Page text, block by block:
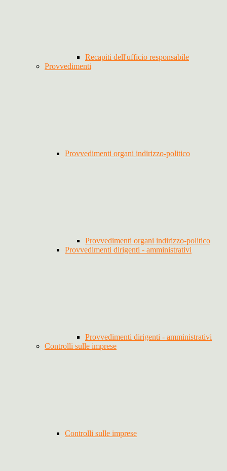
Recapiti dell'ufficio responsabile
Provvedimenti
Provvedimenti organi indirizzo-politico
Provvedimenti organi indirizzo-politico
Provvedimenti dirigenti - amministrativi
Provvedimenti dirigenti - amministrativi
Controlli sulle imprese
Controlli sulle imprese